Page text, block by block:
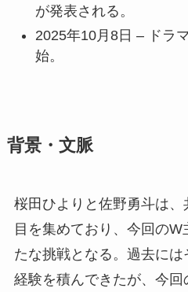
が発表される。
2025年10月8日 – ドラ
始。
背景・文脈
桜田ひよりと佐野勇斗は
目を集めており、今回の
たな挑戦となる。過去に
経験を積んできたが、今